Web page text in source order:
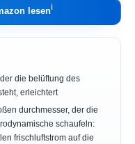
lesenℹ︎
die belüftung des
erleichtert
durchmesser, der die
schaufeln:
frischluftstrom auf die